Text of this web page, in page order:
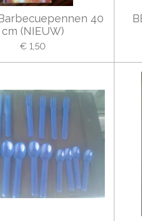
40
cm (NIEUW)
€ 1,50